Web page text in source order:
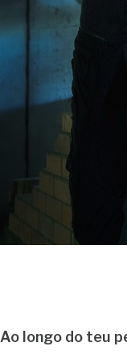
Ao longo do teu